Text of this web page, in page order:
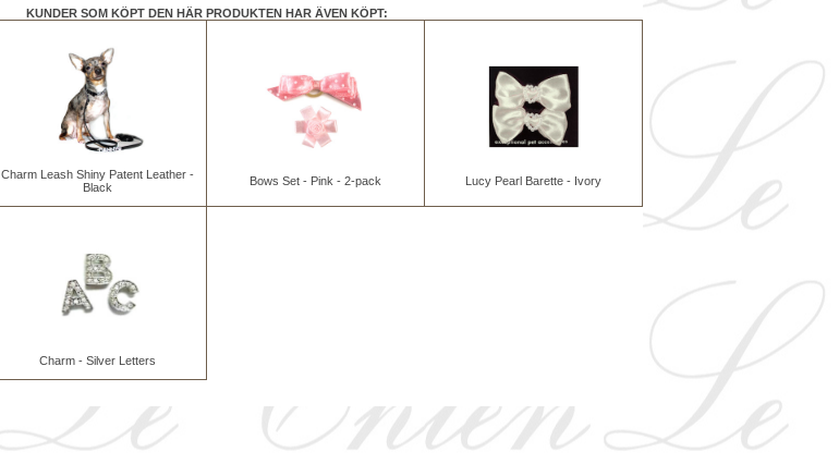
KUNDER SOM KÖPT DEN HÄR PRODUKTEN HAR ÄVEN KÖPT:
Charm Leash Shiny Patent Leather -
Black
Bows Set - Pink - 2-pack Lucy Pearl Barette - Ivory
Charm - Silver Letters